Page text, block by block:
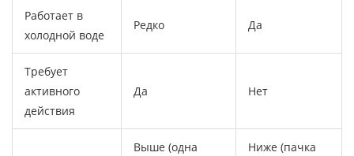
Работает в
холодной воде
Редко Да
Требует
активного
действия
Да Нет
Выше (одна
Ниже (пачка